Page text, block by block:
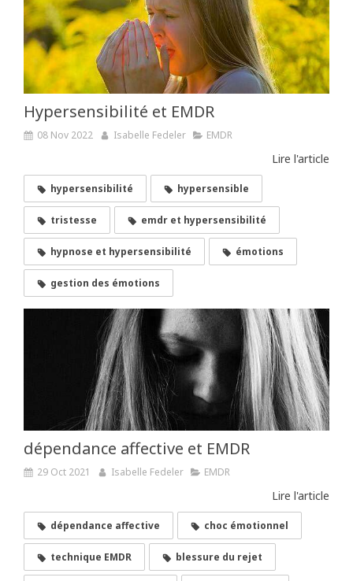
Hypersensibilité et EMDR
08 Nov 2022 Isabelle Fedeler EMDR
Lire l'article
hypersensibilité hypersensible
tristesse emdr et hypersensibilité
hypnose et hypersensibilité émotions
gestion des émotions
dépendance affective et EMDR
29 Oct 2021 Isabelle Fedeler EMDR
Lire l'article
dépendance affective choc émotionnel
technique EMDR blessure du rejet